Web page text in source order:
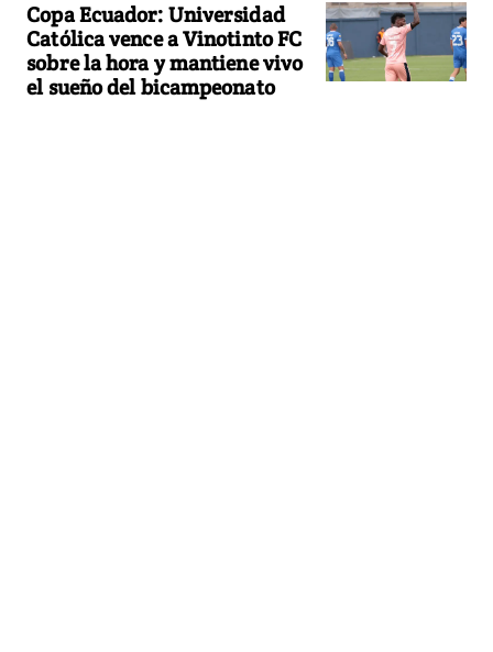
Copa Ecuador: Universidad
Católica vence a Vinotinto FC
sobre la hora y mantiene vivo
el sueño del bicampeonato